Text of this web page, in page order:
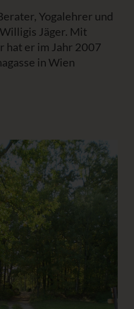
Yogalehrer und
Jäger. Mit
hat er im Jahr 2007
in Wien